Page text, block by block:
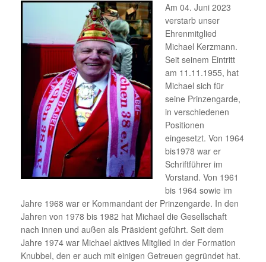
Am 04. Juni 2023
verstarb unser
Ehrenmitglied
Michael Kerzmann.
Seit seinem Eintritt
am 11.11.1955, hat
Michael sich für
seine Prinzengarde,
in verschiedenen
Positionen
eingesetzt. Von 1964
bis1978 war er
Schriftführer im
Vorstand. Von 1961
bis 1964 sowie im
Jahre 1968 war er Kommandant der Prinzengarde. In den
Jahren von 1978 bis 1982 hat Michael die Gesellschaft
nach innen und außen als Präsident geführt. Seit dem
Jahre 1974 war Michael aktives Mitglied in der Formation
Knubbel, den er auch mit einigen Getreuen gegründet hat.